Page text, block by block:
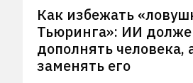
Как избежать
Тьюринга»: ИИ
дополнять человека,
заменять его